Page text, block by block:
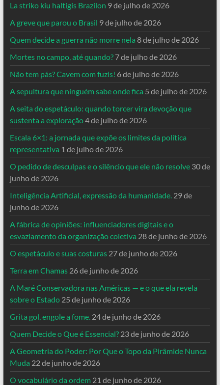
La striko kiu haltigis Brazilon 9 de julho de 2026
A greve que parou o Brasil 9 de julho de 2026
Quem decide a guerra não morre nela 8 de julho de 2026
Mortes no campo, até quando? 7 de julho de 2026
Não tem pás? Cavem com fuzis! 6 de julho de 2026
A sepultura que ninguém sabe onde fica 5 de julho de 2026
A seita do espetáculo: quando torcer vira devoção que
sustenta a exploração4 de julho de 2026
Escala 6×1: a jornada que expõe os limites da política
representativa 1 de julho de 2026
O pedido de desculpas e o silêncio que ele não resolve 30 de
junho de 2026
Inteligência Artificial, expressão da humanidade. 29 de
junho de 2026
A fábrica de opiniões: influenciadores digitais e o
esvaziamento da organização coletiva 28 de junho de 2026
O espetáculo e suas costuras 27 de junho de 2026
Terra em Chamas 26 de junho de 2026
A Maré Conservadora nas Américas — e o que ela revela
sobre o Estado 25 de junho de 2026
Grita gol, engole a fome. 24 de junho de 2026
Quem Decide o Que é Essencial? 23 de junho de 2026
A Geometria do Poder: Por Que o Topo da Pirâmide Nunca
Muda 22 de junho de 2026
O vocabulário da ordem 21 de junho de 2026